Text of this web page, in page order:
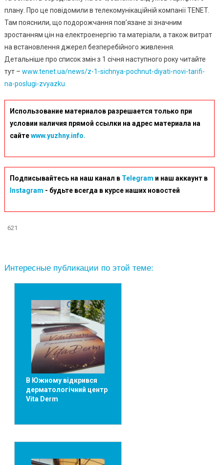
Інтернет-
плану. Про це повідомили в телекомунікаційній компанії TENET.
Там пояснили, що подорожчання повʼязане зі значним
зростанням цін на електроенергію та матеріали, а також витрат
на встановлення джерел безперебійного живлення.
Детальніше про список змін з 1 січня наступного року читайте
тут – www.tenet.ua/news/z-1-sichnya-pochnut-diyati-novi-tarifi-
na-poslugi-zvyazku.
Использование материалов разрешается только при
условии наличия прямой ссылки на адрес материала на
сайтеwww.yuzhny.info.
Подписывайтесь на наш канал в Telegram и наш аккаунт в
Instagram - будьте всегда в курсе наших новостей
621
Интересные публикации по этой теме:
В Южному відкрився
дерматологічний центр
Vita Derm